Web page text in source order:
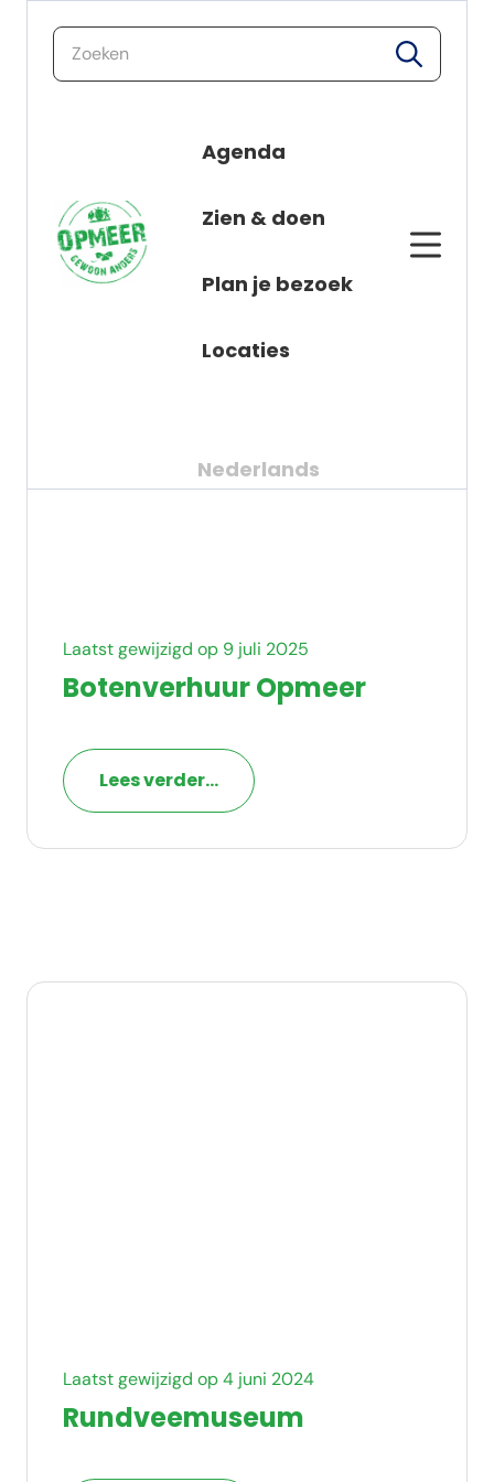
Agenda
Zien & doen
Plan je bezoek
Locaties
zoeken
zoeken
Nederlands
Alle berichten
Botenverhuur Opmeer
Laatst gewijzigd op 9 juli 2025
Lees verder...
Rundveemuseum
Laatst gewijzigd op 4 juni 2024